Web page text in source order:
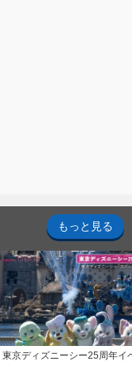
もっと見る
東京ディズニーシー25周年イ